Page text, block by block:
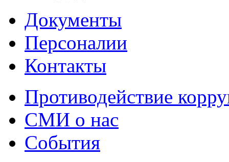
Документы
Персоналии
Контакты
Противодействие
СМИ о нас
События